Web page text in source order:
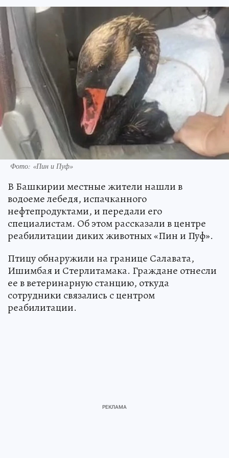
Фото: «Пин и Пуф»
В Башкирии местные жители нашли в
водоеме лебедя, испачканного
нефтепродуктами, и передали его
специалистам. Об этом рассказали в центре
реабилитации диких животных «Пин и Пуф».
Птицу обнаружили на границе Салавата,
Ишимбая и Стерлитамака. Граждане отнесли
ее в ветеринарную станцию, откуда
сотрудники связались с центром
реабилитации.